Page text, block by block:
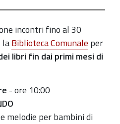
incontrifinoal 30
laBiblioteca Comunale per
libri fin dai primi mesi di
- ore 10:00
melodie per bambini di